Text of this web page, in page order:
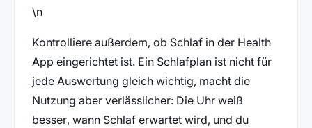
\n
Kontrolliere außerdem, ob Schlaf in der Health
App eingerichtet ist. Ein Schlafplan ist nicht für
jede Auswertung gleich wichtig, macht die
Nutzung aber verlässlicher: Die Uhr weiß
besser, wann Schlaf erwartet wird, und du